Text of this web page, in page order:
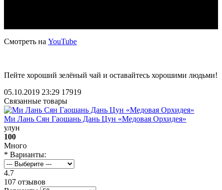
Смотреть на YouTube
Пейте хороший зелёный чай и оставайтесь хорошими людьми!
05.10.2019 23:29 17919
Связанные товары
Ми Лань Сян Гаошань Дань Цун «Медовая Орхидея»
улун
100
Много
* Варианты:
4.7
107 отзывов